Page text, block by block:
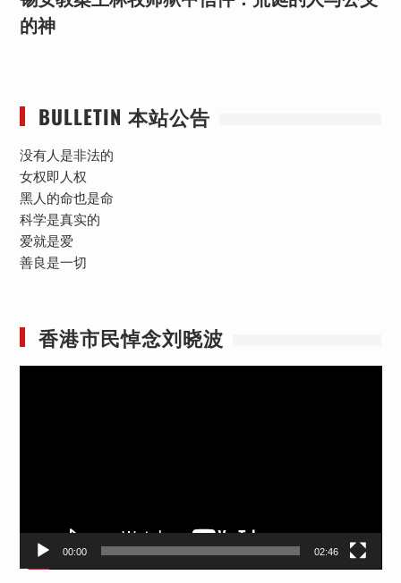
的神
BULLETIN 本站公告
没有人是非法的
女权即人权
黑人的命也是命
科学是真实的
爱就是爱
善良是一切
香港市民悼念刘晓波
00:00 02:46